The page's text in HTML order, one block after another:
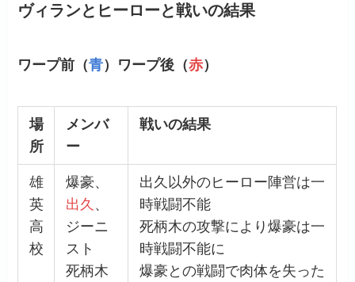
ヴィランとヒーローと戦いの結果
ワープ前（青）ワープ後（赤）
場
所
メンバ
ー
戦いの結果
雄
英
高
校
爆豪、
出久 、
ジーニ
スト
死柄木
出久以外のヒーロー陣営は一
時戦闘不能
死柄木の攻撃により爆豪は一
時戦闘不能に
爆豪との戦闘で肉体を失った